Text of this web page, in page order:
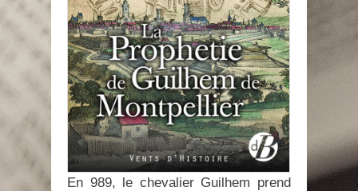
En 989, le chevalier Guilhem prend